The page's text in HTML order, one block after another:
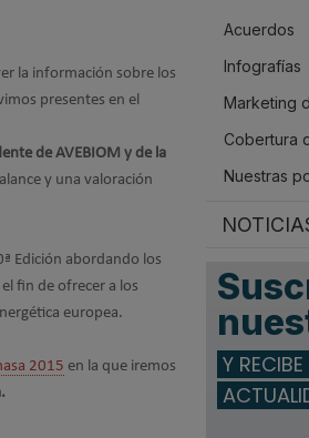
la información sobre los
presentes en el
de AVEBIOM y de la
y una valoración
Edición abordando los
fin de ofrecer a los
europea.
2015 en la que iremos
Acuerdos
Infografías
Marketing
Cobertura
Nuestras
Y